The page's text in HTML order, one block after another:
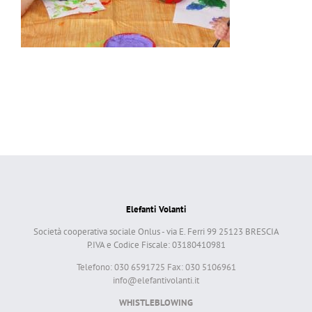
Elefanti Volanti
Società cooperativa sociale Onlus - via E. Ferri 99 25123 BRESCIA
P.IVA e Codice Fiscale: 03180410981
Telefono: 030 6591725 Fax: 030 5106961
info@elefantivolanti.it
WHISTLEBLOWING